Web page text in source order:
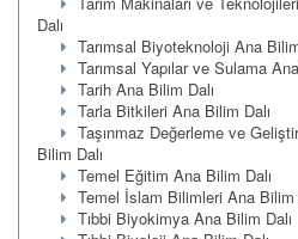
Dalı
Tarımsal Biyoteknoloji Ana
Tarımsal Yapılar ve Sulama
Tarih Ana Bilim Dalı
Tarla Bitkileri Ana Bilim Dalı
Taşınmaz Değerleme ve
Bilim Dalı
Temel Eğitim Ana Bilim Dalı
Temel İslam Bilimleri Ana Bilim
Tıbbi Biyokimya Ana Bilim Dalı